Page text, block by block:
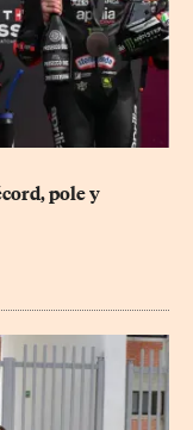
pole y